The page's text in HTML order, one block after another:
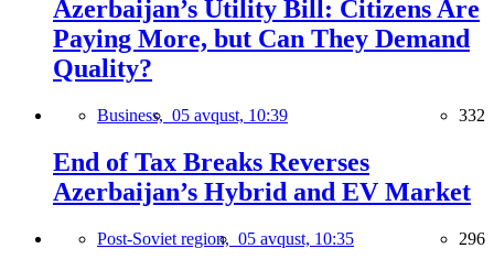
Azerbaijan’s Utility Bill: Citizens Are
Paying More, but Can They Demand
Quality?
Business, 05 avqust, 10:39 332
End of Tax Breaks Reverses
Azerbaijan’s Hybrid and EV Market
Post-Soviet region, 05 avqust, 10:35 296